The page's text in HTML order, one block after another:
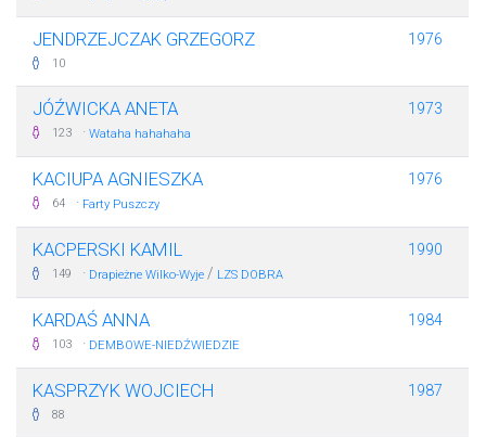
JENDRZEJCZAK GRZEGORZ
10
1976
JÓŹWICKA ANETA
123 · Wataha hahahaha
1973
KACIUPA AGNIESZKA
64 · Farty Puszczy
1976
KACPERSKI KAMIL
149 · Drapieżne Wilko-Wyje / LZS DOBRA
1990
KARDAŚ ANNA
103 · DEMBOWE-NIEDŹWIEDZIE
1984
KASPRZYK WOJCIECH
88
1987